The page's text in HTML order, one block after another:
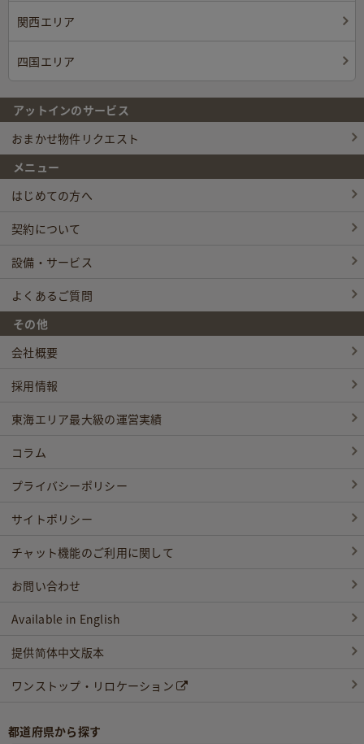
関西エリア
四国エリア
アットインのサービス
おまかせ物件リクエスト
メニュー
はじめての方へ
契約について
設備・サービス
よくあるご質問
その他
会社概要
採用情報
東海エリア最大級の運営実績
コラム
プライバシーポリシー
サイトポリシー
チャット機能のご利用に関して
お問い合わせ
Available in English
提供简体中文版本
ワンストップ・リロケーション
都道府県から探す